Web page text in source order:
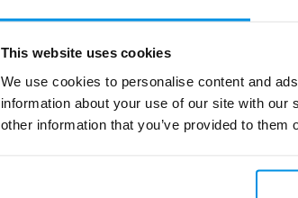
This website uses cookies
We use cookies to personalise content and
information about your use of our site with
other information that you’ve provided to